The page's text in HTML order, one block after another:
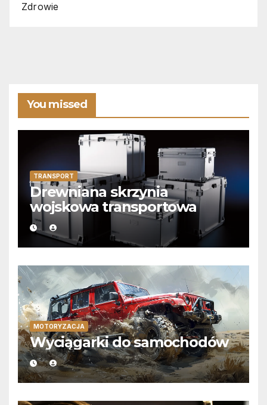
Zdrowie
You missed
TRANSPORT
Drewniana skrzynia
wojskowa transportowa
MOTORYZACJA
Wyciągarki do samochodów